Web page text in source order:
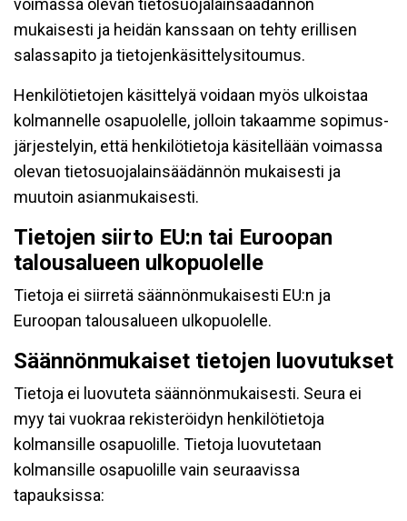
voimassa olevan tietosuojalainsäädännön
mukaisesti ja heidän kanssaan on tehty erillisen
salassapito ja tietojenkäsittelysitoumus.
Henkilötietojen käsittelyä voidaan myös ulkoistaa
kolmannelle osapuolelle, jolloin takaamme sopimus-
järjestelyin, että henkilötietoja käsitellään voimassa
olevan tietosuojalainsäädännön mukaisesti ja
muutoin asianmukaisesti.
Tietojen siirto EU:n tai Euroopan
talousalueen ulkopuolelle
Tietoja ei siirretä säännönmukaisesti EU:n ja
Euroopan talousalueen ulkopuolelle.
Säännönmukaiset tietojen luovutukset
Tietoja ei luovuteta säännönmukaisesti. Seura ei
myy tai vuokraa rekisteröidyn henkilötietoja
kolmansille osapuolille. Tietoja luovutetaan
kolmansille osapuolille vain seuraavissa
tapauksissa: